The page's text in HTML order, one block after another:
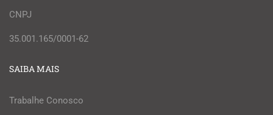
CNPJ
35.001.165/0001-62
SAIBA MAIS
Trabalhe Conosco